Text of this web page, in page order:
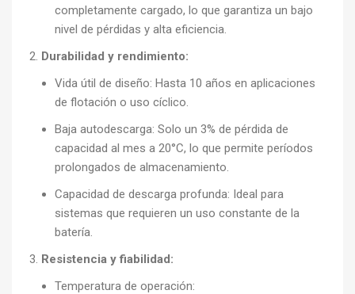
completamente cargado, lo que garantiza un bajo
nivel de pérdidas y alta eficiencia.
Durabilidad y rendimiento:
Vida útil de diseño: Hasta 10 años en aplicaciones
de flotación o uso cíclico.
Baja autodescarga: Solo un 3% de pérdida de
capacidad al mes a 20°C, lo que permite períodos
prolongados de almacenamiento.
Capacidad de descarga profunda: Ideal para
sistemas que requieren un uso constante de la
batería.
Resistencia y fiabilidad:
Temperatura de operación: